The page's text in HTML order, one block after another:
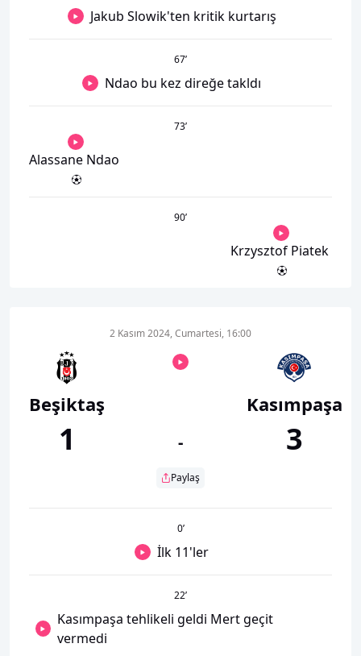
Jakub Slowik'ten kritik kurtarış
67’
Ndao bu kez direğe takldı
73’
Alassane Ndao
90’
Krzysztof Piatek
Beşiktaş
1
2 Kasım 2024, Cumartesi, 16:00
-
Paylaş
Kasımpaşa
3
0’
İlk 11'ler
22’
Kasımpaşa tehlikeli geldi Mert geçit
vermedi